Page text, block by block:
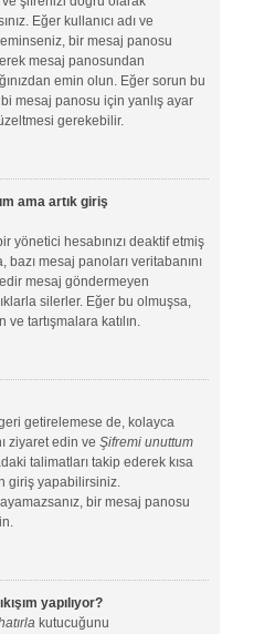
Eğer kullanıcı adı ve
bir mesaj panosu
mesaj panosundan
emin olun. Eğer sorun bu
mesaj panosu için yanlış ayar
gerekebilir.
ama artık giriş
yönetici hesabınızı deaktif etmiş
bazı mesaj panoları veritabanını
mesaj göndermeyen
silerler. Eğer bu olmuşsa,
ve tartışmalara katılın.
getirelemese de, kolayca
ziyaret edin ve Şifremi unuttum
talimatları takip ederek kısa
giriş yapabilirsiniz.
bir mesaj panosu
yapılıyor?
kutucuğunu